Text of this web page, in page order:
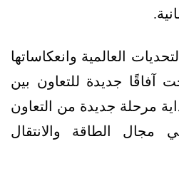
العالمية وانعكاساتها
آفاقًا جديدة للتعاون بين
مرحلة جديدة من التعاون
مجال الطاقة والانتقال